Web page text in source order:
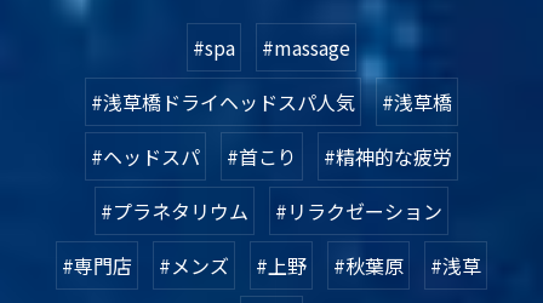
#spa
#massage
#浅草橋ドライヘッドスパ人気
#浅草橋
#ヘッドスパ
#首こり
#精神的な疲労
#プラネタリウム
#リラクゼーション
#専門店
#メンズ #上野 #秋葉原
#浅草